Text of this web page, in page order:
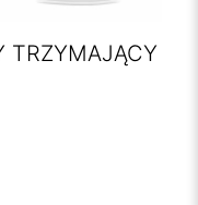
TRZYMAJĄCY